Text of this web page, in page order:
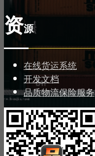
资源
在线货运系统
开发文档
品质物流保险服务